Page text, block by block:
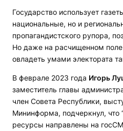
Государство использует
национальные, но и
пропагандистского рупора,
Но даже на расчищенном поле
овладеть умами электората
В феврале 2023 года Игорь
заместитель главы
член Совета Республики,
Мининформа, подчеркнул, что
ресурсы направлены на